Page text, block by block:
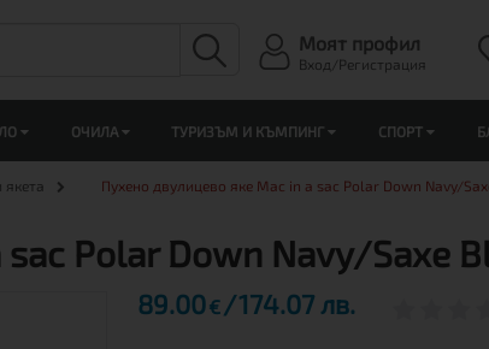
Моят профил
Вход/Регистрация
ОЧИЛА ТУРИЗЪМ И КЪМПИНГ СПОРТ
якета Пухено двулицево яке Mac in a sac Polar Down Navy/
Polar Down Navy/Saxe
89.00€ 174.07 лв.